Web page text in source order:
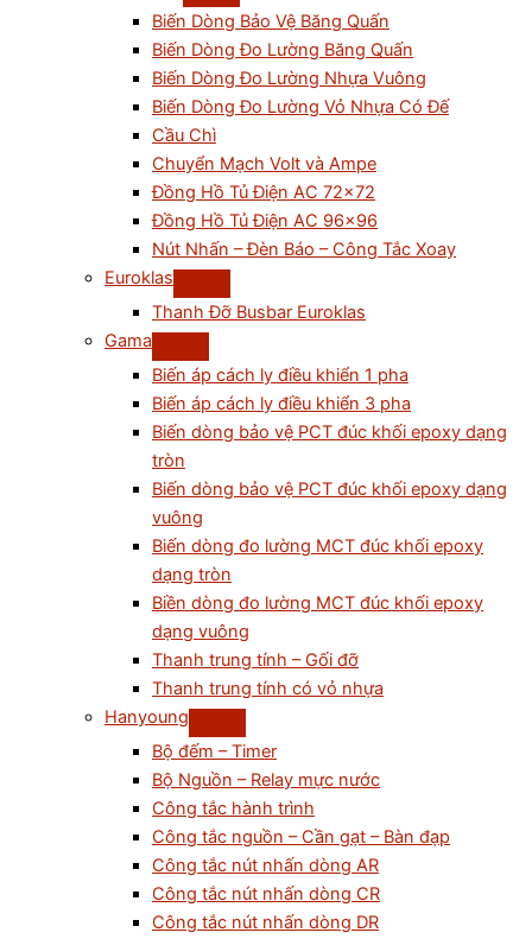
Biến Dòng Bảo Vệ Băng Quấn
Biến Dòng Đo Lường Băng Quấn
Biến Dòng Đo Lường Nhựa Vuông
Biến Dòng Đo Lường Vỏ Nhựa Có Đế
Cầu Chì
Chuyển Mạch Volt và Ampe
Đồng Hồ Tủ Điện AC 72×72
Đồng Hồ Tủ Điện AC 96×96
Nút Nhấn – Đèn Báo – Công Tắc Xoay
Euroklas
Thanh Đỡ Busbar Euroklas
Gama
Biến áp cách ly điều khiển 1 pha
Biến áp cách ly điều khiển 3 pha
Biến dòng bảo vệ PCT đúc khối epoxy dạng
tròn
Biến dòng bảo vệ PCT đúc khối epoxy dạng
vuông
Biến dòng đo lường MCT đúc khối epoxy
dạng tròn
Biền dòng đo lường MCT đúc khối epoxy
dạng vuông
Thanh trung tính – Gối đỡ
Thanh trung tính có vỏ nhựa
Hanyoung
Bộ đếm – Timer
Bộ Nguồn – Relay mực nước
Công tắc hành trình
Công tắc nguồn – Cần gạt – Bàn đạp
Công tắc nút nhấn dòng AR
Công tắc nút nhấn dòng CR
Công tắc nút nhấn dòng DR